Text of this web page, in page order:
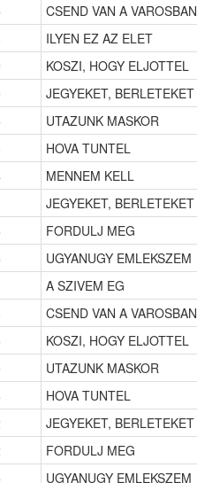
CSEND VAN A VAROSBAN
ILYEN EZ AZ ELET
KOSZI, HOGY ELJOTTEL
JEGYEKET, BERLETEKET
UTAZUNK MASKOR
HOVA TUNTEL
MENNEM KELL
JEGYEKET, BERLETEKET
FORDULJ MEG
UGYANUGY EMLEKSZEM
A SZIVEM EG
CSEND VAN A VAROSBAN
KOSZI, HOGY ELJOTTEL
UTAZUNK MASKOR
HOVA TUNTEL
JEGYEKET, BERLETEKET
FORDULJ MEG
UGYANUGY EMLEKSZEM